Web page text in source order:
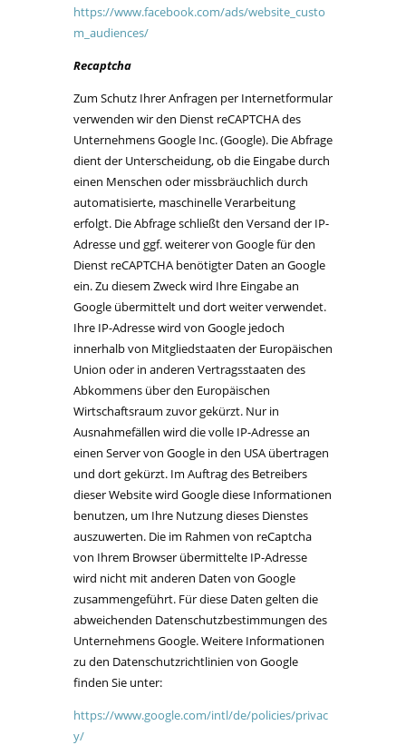
https://www.facebook.com/ads/website_custo
m_audiences/
Recaptcha
Zum Schutz Ihrer Anfragen per Internetformular
verwenden wir den Dienst reCAPTCHA des
Unternehmens Google Inc. (Google). Die Abfrage
dient der Unterscheidung, ob die Eingabe durch
einen Menschen oder missbräuchlich durch
automatisierte, maschinelle Verarbeitung
erfolgt. Die Abfrage schließt den Versand der IP-
Adresse und ggf. weiterer von Google für den
Dienst reCAPTCHA benötigter Daten an Google
ein. Zu diesem Zweck wird Ihre Eingabe an
Google übermittelt und dort weiter verwendet.
Ihre IP-Adresse wird von Google jedoch
innerhalb von Mitgliedstaaten der Europäischen
Union oder in anderen Vertragsstaaten des
Abkommens über den Europäischen
Wirtschaftsraum zuvor gekürzt. Nur in
Ausnahmefällen wird die volle IP-Adresse an
einen Server von Google in den USA übertragen
und dort gekürzt. Im Auftrag des Betreibers
dieser Website wird Google diese Informationen
benutzen, um Ihre Nutzung dieses Dienstes
auszuwerten. Die im Rahmen von reCaptcha
von Ihrem Browser übermittelte IP-Adresse
wird nicht mit anderen Daten von Google
zusammengeführt. Für diese Daten gelten die
abweichenden Datenschutzbestimmungen des
Unternehmens Google. Weitere Informationen
zu den Datenschutzrichtlinien von Google
finden Sie unter:
https://www.google.com/intl/de/policies/privac
y/